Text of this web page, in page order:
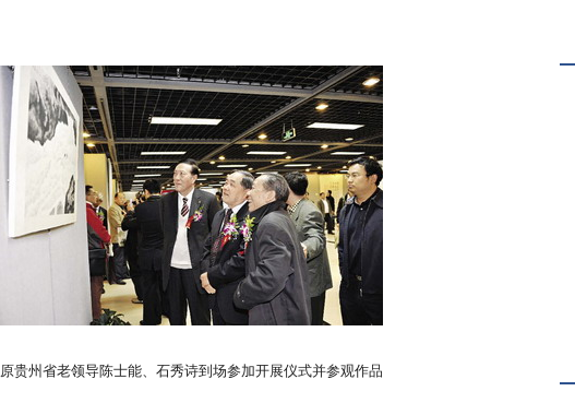
原贵州省老领导陈士能、石秀诗到场参加开展仪式并参观作品